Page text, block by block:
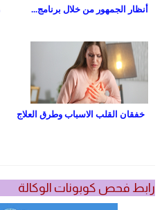
أنظار الجمهور من خلال برنامج...
خفقان القلب الاسباب وطرق العلاج
رابط فحص كوبونات الوكالة